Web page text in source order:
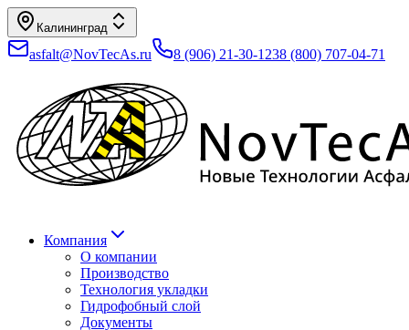
Калининград
asfalt@NovTecAs.ru 8 (906) 21-30-1238 (800) 707-04-71
Компания
О компании
Производство
Технология укладки
Гидрофобный слой
Документы